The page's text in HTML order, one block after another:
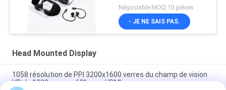
dioptrique et
connectivité USB-C
Négociable MOQ:10 pièces
- JE NE SAIS PAS.
Head Mounted Display
1058 résolution de PPI 3200x1600 verres du champ de vision
VR de 1000 pouces 68° avec HDMI